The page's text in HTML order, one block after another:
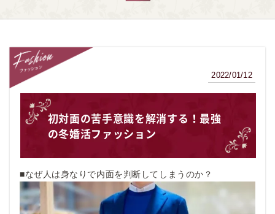
ファッション
2022/01/12
初対面の苦手意識を解消する！最強
の冬婚活ファッション
■なぜ人は身なりで内面を判断してしまうのか？